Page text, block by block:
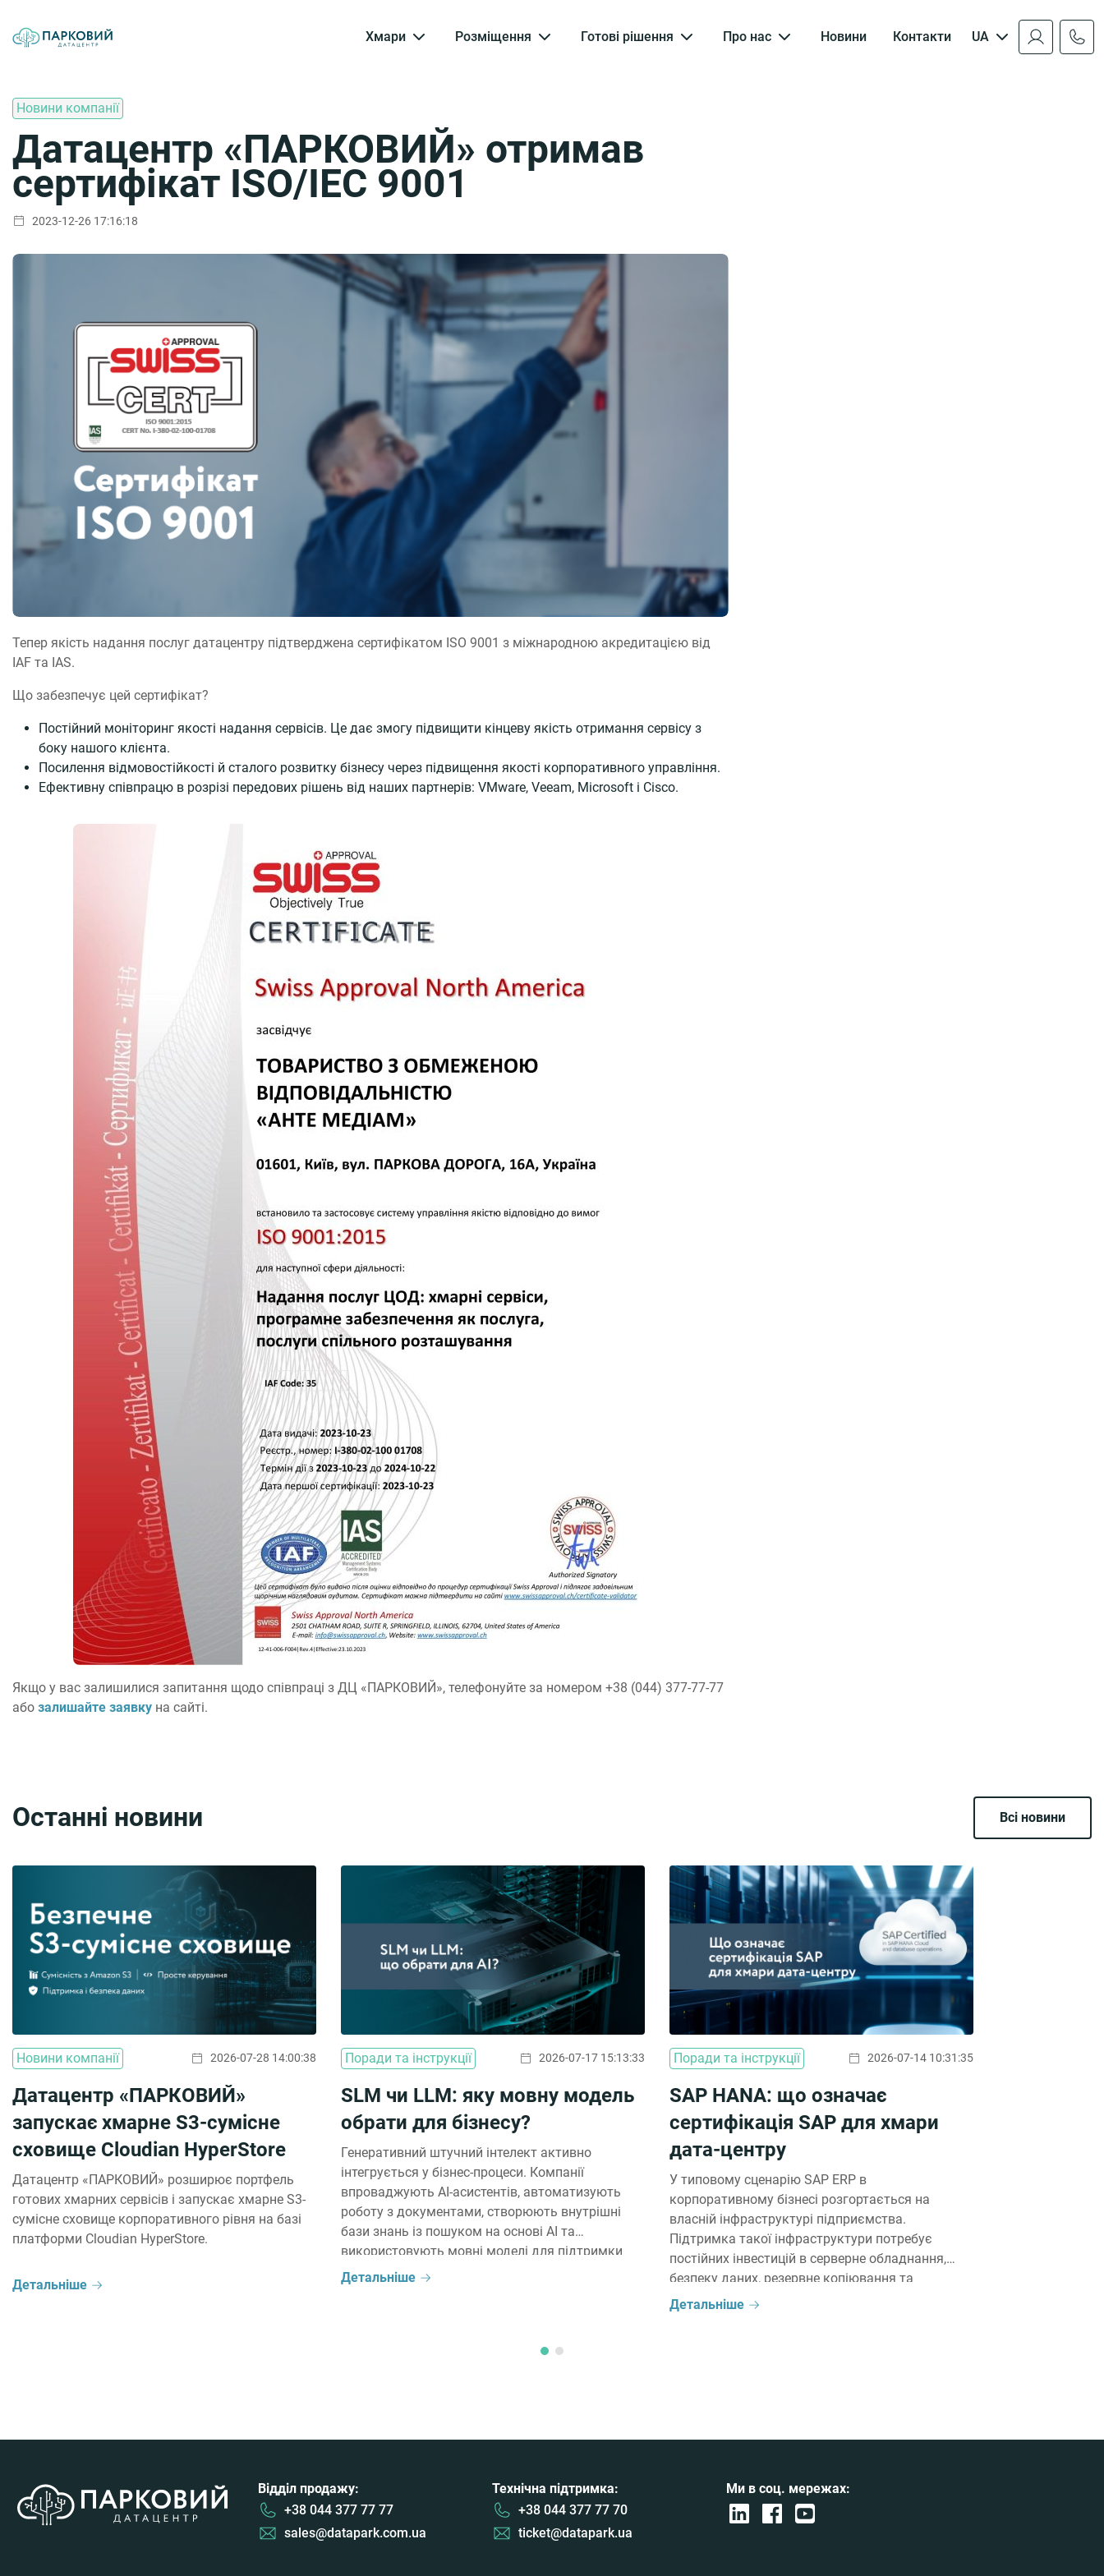
Хмари Розміщення Готові рішення Про нас Новини Контакти UA
Новини компанії
Датацентр «ПАРКОВИЙ» отримав
сертифікат ISO/IEC 9001
2023-12-26 17:16:18
Тепер якість надання послуг датацентру підтверджена сертифікатом ISO 9001 з міжнародною акредитацією від
IAF та IAS.
Що забезпечує цей сертифікат?
Постійний моніторинг якості надання сервісів. Це дає змогу підвищити кінцеву якість отримання сервісу з
боку нашого клієнта.
Посилення відмовостійкості й сталого розвитку бізнесу через підвищення якості корпоративного управління.
Ефективну співпрацю в розрізі передових рішень від наших партнерів: VMware, Veeam, Microsoft і Cisco.
Якщо у вас залишилися запитання щодо співпраці з ДЦ «ПАРКОВИЙ», телефонуйте за номером +38 (044) 377-77-77
або залишайте заявку на сайті.
Останні новини Всі новини
Новини компанії 2026-07-28 14:00:38
Датацентр «ПАРКОВИЙ»
запускає хмарне S3-сумісне
сховище Cloudian HyperStore
Датацентр «ПАРКОВИЙ» розширює портфель
готових хмарних сервісів і запускає хмарне S3-
сумісне сховище корпоративного рівня на базі
платформи Cloudian HyperStore.
Детальніше
Поради та інструкції 2026-07-17 15:13:33
SLM чи LLM: яку мовну модель
обрати для бізнесу?
Генеративний штучний інтелект активно
інтегрується у бізнес-процеси. Компанії
впроваджують AI-асистентів, автоматизують
роботу з документами, створюють внутрішні
бази знань із пошуком на основі AI та
використовують мовні моделі для підтримки
співробітників і клієнтів. Водночас під час
Детальніше
Поради та інструкції 2026-07-14 10:31:35
SAP HANA: що означає
сертифікація SAP для хмари
дата-центру
У типовому сценарію SAP ERP в
корпоративному бізнесі розгортається на
власній інфраструктурі підприємства.
Підтримка такої інфраструктури потребує
постійних інвестицій в серверне обладнання,
безпеку даних, резервне копіювання та
залученість інженерної команди. Тому компанії,
Детальніше
Відділ продажу:
+38 044 377 77 77
sales@datapark.com.ua
Технічна підтримка:
+38 044 377 77 70
ticket@datapark.ua
Ми в соц. мережах: